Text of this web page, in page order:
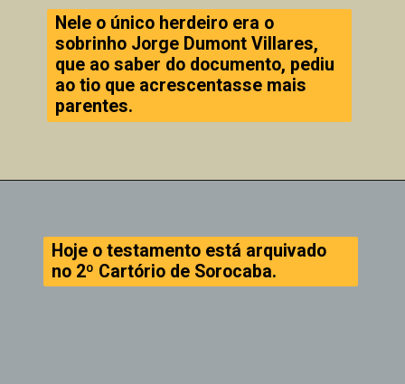
Nele o único herdeiro era o
sobrinho Jorge Dumont Villares,
que ao saber do documento, pediu
ao tio que acrescentasse mais
parentes.
Hoje o testamento está arquivado
no 2º Cartório de Sorocaba.